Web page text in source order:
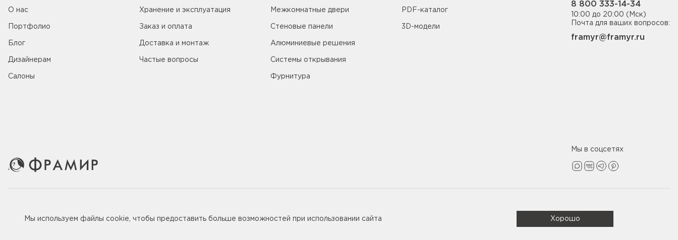
О нас
Портфолио
Блог
Дизайнерам
Салоны
Хранение и эксплуатация
Заказ и оплата
Доставка и монтаж
Частые вопросы
Межкомнатные двери
Стеновые панели
Алюминиевые решения
Системы открывания
Фурнитура
PDF-каталог
3D-модели
8 800 333-14-34
10:00 до 20:00 (Мск)
Почта для ваших вопросов:
framyr@framyr.ru
Мы в соцсетях
Мы используем файлы cookie , чтобы предоставить больше возможностей при использовании сайта Хорошо